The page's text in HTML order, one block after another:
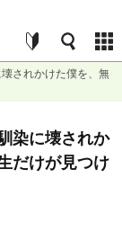
壊されかけた僕を、無
染に壊されか
だけが見つけ